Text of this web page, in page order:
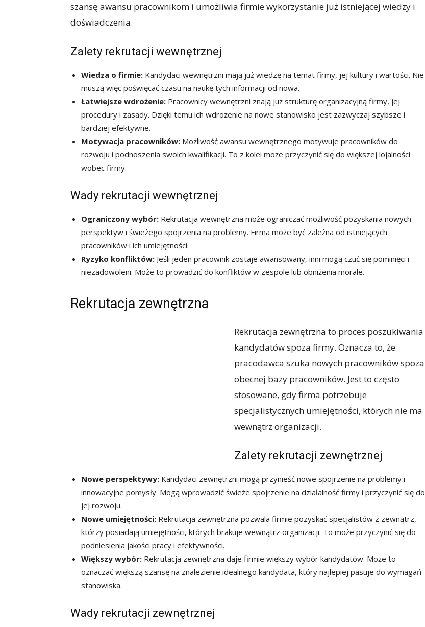
szansę awansu pracownikom i umożliwia firmie wykorzystanie już istniejącej wiedzy i
doświadczenia.
Zalety rekrutacji wewnętrznej
Wiedza o firmie: Kandydaci wewnętrzni mają już wiedzę na temat firmy, jej kultury i wartości. Nie
muszą więc poświęcać czasu na naukę tych informacji od nowa.
Łatwiejsze wdrożenie: Pracownicy wewnętrzni znają już strukturę organizacyjną firmy, jej
procedury i zasady. Dzięki temu ich wdrożenie na nowe stanowisko jest zazwyczaj szybsze i
bardziej efektywne.
Motywacja pracowników: Możliwość awansu wewnętrznego motywuje pracowników do
rozwoju i podnoszenia swoich kwalifikacji. To z kolei może przyczynić się do większej lojalności
wobec firmy.
Wady rekrutacji wewnętrznej
Ograniczony wybór: Rekrutacja wewnętrzna może ograniczać możliwość pozyskania nowych
perspektyw i świeżego spojrzenia na problemy. Firma może być zależna od istniejących
pracowników i ich umiejętności.
Ryzyko konfliktów: Jeśli jeden pracownik zostaje awansowany, inni mogą czuć się pominięci i
niezadowoleni. Może to prowadzić do konfliktów w zespole lub obniżenia morale.
Rekrutacja zewnętrzna
Rekrutacja zewnętrzna to proces poszukiwania
kandydatów spoza firmy. Oznacza to, że
pracodawca szuka nowych pracowników spoza
obecnej bazy pracowników. Jest to często
stosowane, gdy firma potrzebuje
specjalistycznych umiejętności, których nie ma
wewnątrz organizacji.
Zalety rekrutacji zewnętrznej
Nowe perspektywy: Kandydaci zewnętrzni mogą przynieść nowe spojrzenie na problemy i
innowacyjne pomysły. Mogą wprowadzić świeże spojrzenie na działalność firmy i przyczynić się do
jej rozwoju.
Nowe umiejętności: Rekrutacja zewnętrzna pozwala firmie pozyskać specjalistów z zewnątrz,
którzy posiadają umiejętności, których brakuje wewnątrz organizacji. To może przyczynić się do
podniesienia jakości pracy i efektywności.
Większy wybór: Rekrutacja zewnętrzna daje firmie większy wybór kandydatów. Może to
oznaczać większą szansę na znalezienie idealnego kandydata, który najlepiej pasuje do wymagań
stanowiska.
Wady rekrutacji zewnętrznej